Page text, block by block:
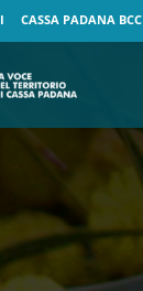
CASSA PADANA BCC